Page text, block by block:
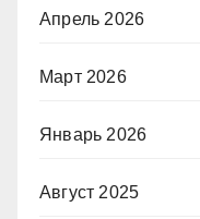
Апрель 2026
Март 2026
Январь 2026
Август 2025